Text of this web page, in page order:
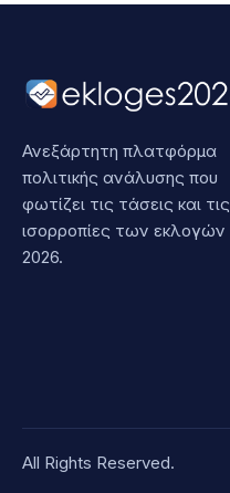
Ανεξάρτητη πλατφόρμα
πολιτικής ανάλυσης που
φωτίζει τις τάσεις και τις
ισορροπίες των εκλογών
2026.
All Rights Reserved.